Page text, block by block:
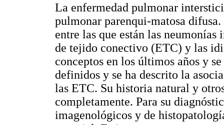
La enfermedad pulmonar
pulmonar parenqui-matosa
entre las que están las
de tejido conectivo (ETC) y las
conceptos en los últimos años y
definidos y se ha descrito la
las ETC. Su historia natural y
completamente. Para su
imagenológicos y de